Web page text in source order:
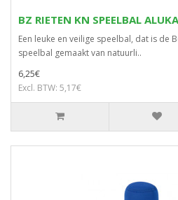
BZ RIETEN KN SPEELBAL
Een leuke en veilige speelbal, dat is de
speelbal gemaakt van natuurli..
6,25€
Excl. BTW: 5,17€